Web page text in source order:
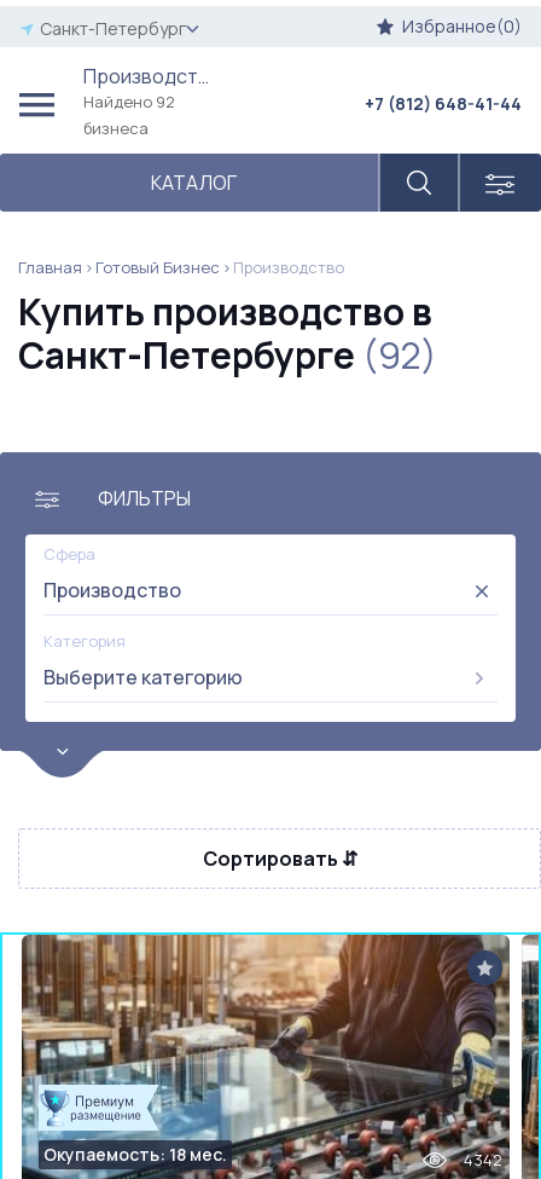
Санкт-Петербург Избранное(0)
Производство
Найдено 92
бизнеса
КАТАЛОГ
+7 (812) 648-41-44
Главная Готовый Бизнес Производство
Купить производство в
Санкт-Петербурге (92)
ФИЛЬТРЫ
Сфера
Производство
Категория
Выберите категорию
Цена
от:
до:
Окупаемость Возраст
Метро
Не выбрана
Сортировать ⇵
Окупаемость: 18 мес. 4342